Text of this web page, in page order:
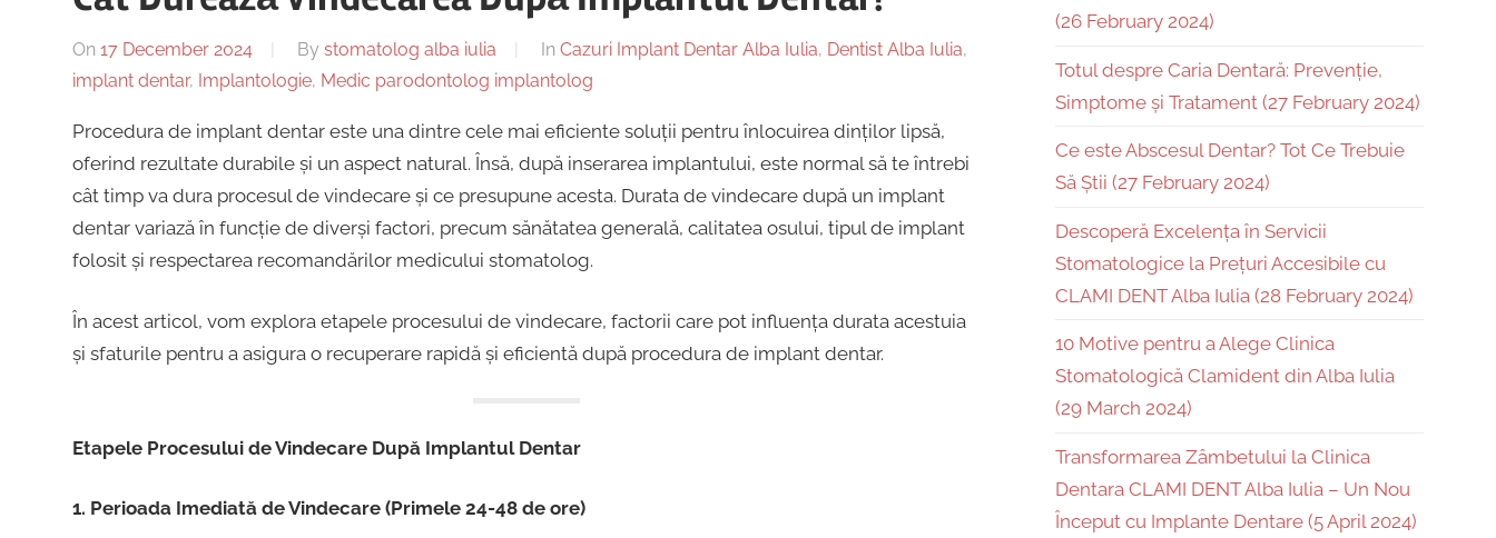
On 17 December 2024 By stomatolog alba iulia In Cazuri Implant Dentar Alba Iulia, Dentist Alba Iulia,
implant dentar, Implantologie, Medic parodontolog implantolog
Procedura de implant dentar este una dintre cele mai eficiente soluții pentru înlocuirea dinților lipsă,
oferind rezultate durabile și un aspect natural. Însă, după inserarea implantului, este normal să te întrebi
cât timp va dura procesul de vindecare și ce presupune acesta. Durata de vindecare după un implant
dentar variază în funcție de diverși factori, precum sănătatea generală, calitatea osului, tipul de implant
folosit și respectarea recomandărilor medicului stomatolog.
În acest articol, vom explora etapele procesului de vindecare, factorii care pot influența durata acestuia
și sfaturile pentru a asigura o recuperare rapidă și eficientă după procedura de implant dentar.
Etapele Procesului de Vindecare După Implantul Dentar
1. Perioada Imediată de Vindecare (Primele 24-48 de ore)
(26 February 2024)
Totul despre Caria Dentară: Prevenție,
Simptome și Tratament (27 February 2024)
Ce este Abscesul Dentar? Tot Ce Trebuie
Să Știi (27 February 2024)
Descoperă Excelența în Servicii
Stomatologice la Prețuri Accesibile cu
CLAMI DENT Alba Iulia (28 February 2024)
10 Motive pentru a Alege Clinica
Stomatologică Clamident din Alba Iulia
(29 March 2024)
Transformarea Zâmbetului la Clinica
Dentara CLAMI DENT Alba Iulia – Un Nou
Început cu Implante Dentare (5 April 2024)